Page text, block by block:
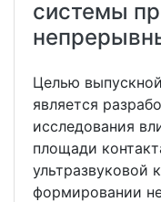
системы
Целью
является
исследования
площади
ультразвуковой
формировании